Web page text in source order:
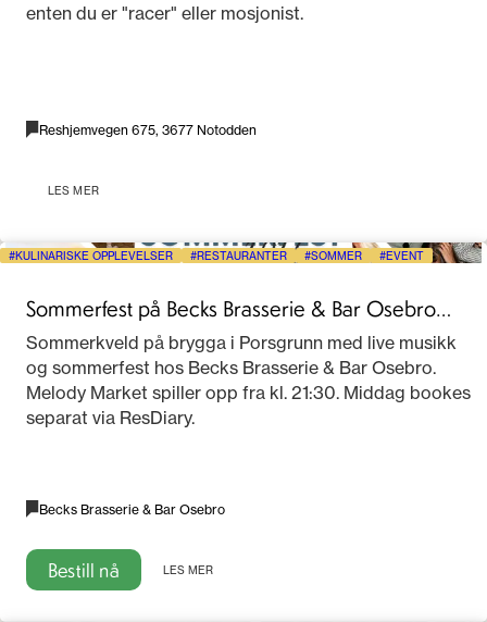
enten du er "racer" eller mosjonist.
Reshjemvegen 675, 3677 Notodden
LES MER
KULINARISKE OPPLEVELSER RESTAURANTER SOMMER EVENT
Sommerfest på Becks Brasserie & Bar Osebro
2026
Sommerkveld på brygga i Porsgrunn med live musikk
og sommerfest hos Becks Brasserie & Bar Osebro.
Melody Market spiller opp fra kl. 21:30. Middag bookes
separat via ResDiary.
Becks Brasserie & Bar Osebro
Bestill nå LES MER